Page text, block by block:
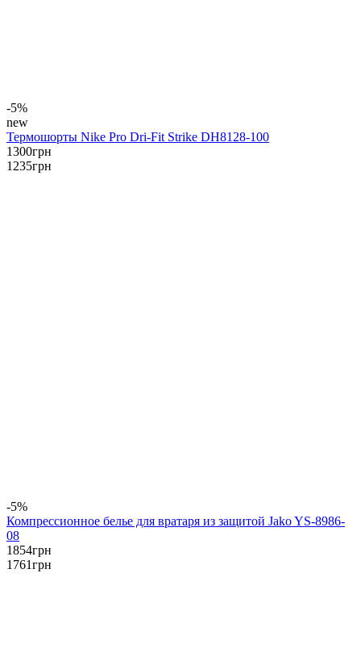
-5%
new
Термошорты Nike Pro Dri-Fit Strike DH8128-100
1300грн
1235грн
-5%
Компрессионное белье для вратаря из защитой Jako YS-8986-
08
1854грн
1761грн